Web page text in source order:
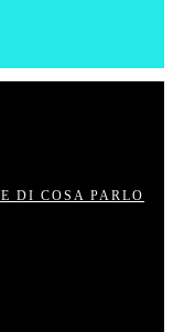
DI COSA PARLO